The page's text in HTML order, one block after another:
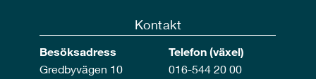
Kontakt
Besöksadress
Gredbyvägen 10
Telefon (växel)
016-544 20 00